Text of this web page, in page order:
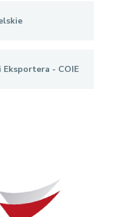
- COIE